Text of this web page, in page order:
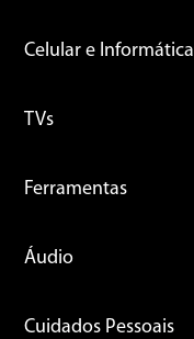
Celular e Informática
TVs
Ferramentas
Áudio
Cuidados Pessoais